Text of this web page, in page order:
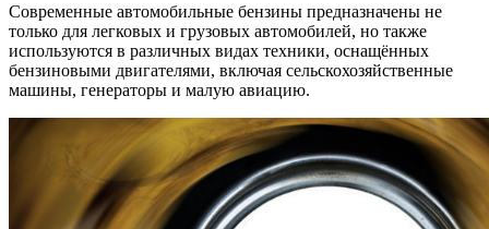
Современные автомобильные бензины предназначены не
только для легковых и грузовых автомобилей, но также
используются в различных видах техники, оснащённых
бензиновыми двигателями, включая сельскохозяйственные
машины, генераторы и малую авиацию.